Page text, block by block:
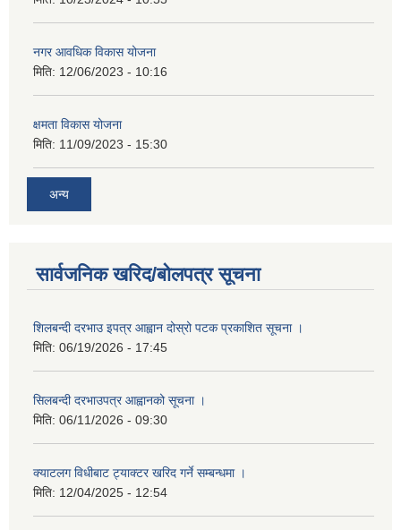
नगर आवधिक विकास योजना
मिति: 12/06/2023 - 10:16
क्षमता विकास योजना
मिति: 11/09/2023 - 15:30
अन्य
सार्वजनिक खरिद/बोलपत्र सूचना
शिलबन्दी दरभाउ इपत्र आह्वान दोस्रो पटक प्रकाशित सूचना ।
मिति: 06/19/2026 - 17:45
सिलबन्दी दरभाउपत्र आह्वानको सूचना ।
मिति: 06/11/2026 - 09:30
क्याटलग विधीबाट ट्याक्टर खरिद गर्ने सम्बन्धमा ।
मिति: 12/04/2025 - 12:54